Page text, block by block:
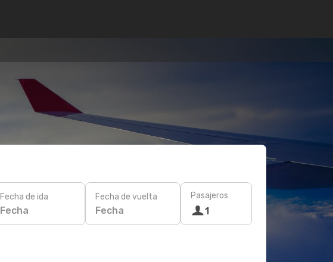
Fecha de ida
Fecha
Fecha de vuelta
Fecha
Pasajeros
1